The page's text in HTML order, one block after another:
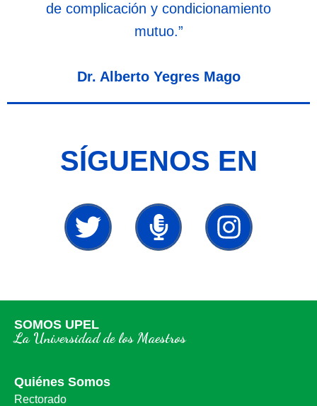
de complicación y condicionamiento
mutuo.”
Dr. Alberto Yegres Mago
SÍGUENOS EN
SOMOS UPEL
La Universidad de los Maestros
Quiénes Somos
Rectorado